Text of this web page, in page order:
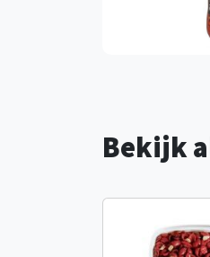
Bekijk